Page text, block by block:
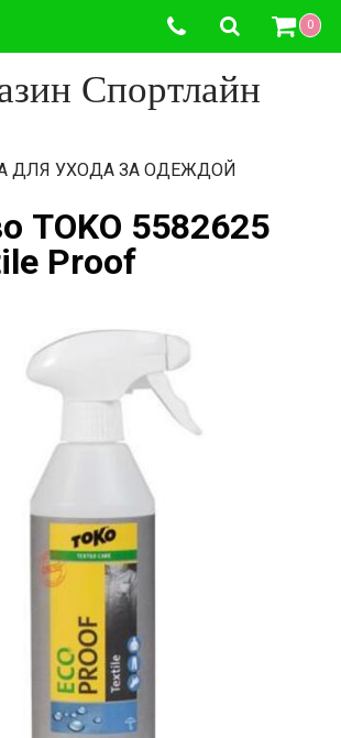
0
Спортлайн
ДЛЯ УХОДА ЗА ОДЕЖДОЙ
TOKO 5582625
Proof